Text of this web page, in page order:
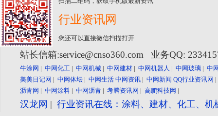
行业资讯网
您还可以直接微信扫描打开
站长信箱:service@cnso360.com 业务QQ:
牛涂网 | 中网化工 | 中网机械 | 中网建材 | 中网机器人 | 中网玻璃 | 中
美美日记网 | 中网体坛 | 中网生活 中网资讯 | 中网新闻 QQ行业资讯网
沥青网 | 中网涂料 | 中网沥青 | 考腾资讯网 | 高鹏科技网 |
汉龙网 | 行业资讯在线：涂料、建材、化工、